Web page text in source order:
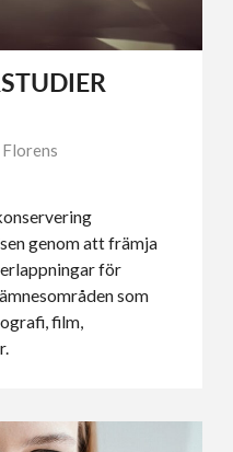
Florens
genom att främja
för
som
film,